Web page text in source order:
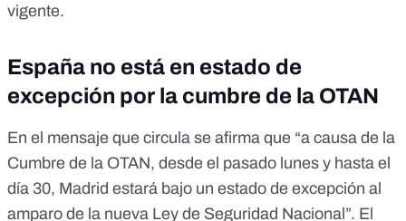
vigente.
España no está en estado de
excepción por la cumbre de la OTAN
En el mensaje que circula se afirma que “a causa de la
Cumbre de la OTAN, desde el pasado lunes y hasta el
día 30, Madrid estará bajo un estado de excepción al
amparo de la nueva Ley de Seguridad Nacional”. El